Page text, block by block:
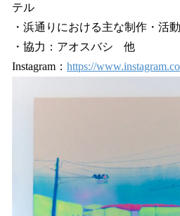
テル
・浜通りにおける主な制作・活
・協力：アオスバシ 他
Instagram： https://